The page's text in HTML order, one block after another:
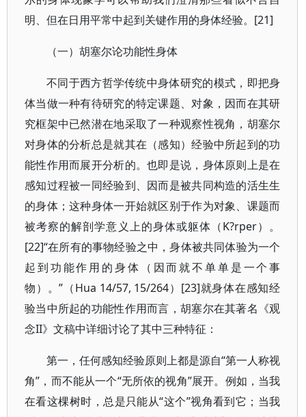
明、但在日用平常中起到关键作用的身体经验。[21]
（一）胡塞尔论功能性身体
不同于西方哲学传统中身体研究的模式，即把身
体当做一种有待研究的特定课题、对象，因而在其研
究框架中已然潜在地采取了一种观察性视角，胡塞尔
对身体的分析总是就其在（感知）经验中所起到的功
能性作用而展开分析的。也即是说，身体原则上是在
感知过程被一同经验到、因而是被共同构造的活生生
的身体；这种身体一开始就区别于作为对象、课题而
被考察的解剖学意义上的身体或躯体（K?rper）。
[22]“在所有的事物经验之中，身体被共同体验为一个
起到功能作用的身体（因而就不单单是一个事
物）。”（Hua 14/57, 15/264）[23]就身体在感知经
验当中所起的功能性作用而言，胡塞尔在其著名《观
念II》文稿中详细讨论了其中三种特征：
第一，任何感知经验原则上都是源自“第一人称视
角”，而不能从一个“无所依的视角”展开。例如，当我
在看这棵树时，总是只能从“这个”视角看到它；当我